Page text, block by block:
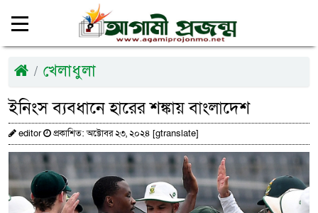
খেলাধুলা
ইনিংস ব্যবধানে হারের শঙ্কায় বাংলাদেশ
editor প্রকাশিত: অক্টোবর ২৩, ২০২৪ [gtranslate]